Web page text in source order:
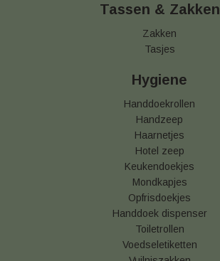
Tassen & Zakken
Zakken
Tasjes
Hygiene
Handdoekrollen
Handzeep
Haarnetjes
Hotel zeep
Keukendoekjes
Mondkapjes
Opfrisdoekjes
Handdoek dispenser
Toiletrollen
Voedseletiketten